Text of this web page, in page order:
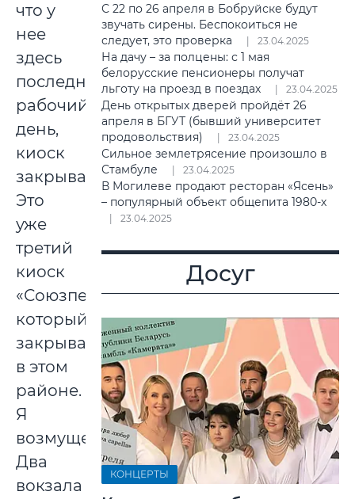
что у
нее
здесь
последний
рабочий
день,
киоск
закрывают.
Это
уже
третий
киоск
«Союзпечать»,
который
закрывается
в этом
районе.
Я
возмущена.
Два
вокзала
С 22 по 26 апреля в Бобруйске будут
звучать сирены. Беспокоиться не
следует, это проверка
23.04.2025
На дачу – за полцены: с 1 мая
белорусские пенсионеры получат
льготу на проезд в поездах
23.04.2025
День открытых дверей пройдёт 26
апреля в БГУТ (бывший университет
продовольствия)
23.04.2025
Сильное землетрясение произошло в
Стамбуле
23.04.2025
В Могилеве продают ресторан «Ясень»
– популярный объект общепита 1980-х
23.04.2025
Досуг
КОНЦЕРТЫ